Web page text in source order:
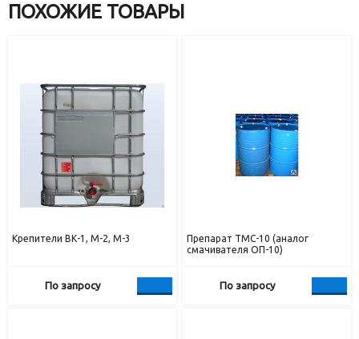
ПОХОЖИЕ ТОВАРЫ
Крепители ВК-1, М-2, М-3
По запросу
Препарат ТМС-10 (аналог
смачивателя ОП-10)
По запросу